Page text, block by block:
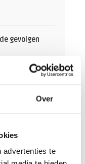
Over
advertenties te
gevolgen
C-Peptide
voor?